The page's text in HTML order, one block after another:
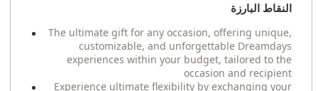
النقاط البارزة
The ultimate gift for any occasion, offering unique,
customizable, and unforgettable Dreamdays
experiences within your budget, tailored to the
occasion and recipient
Experience ultimate flexibility by exchanging your